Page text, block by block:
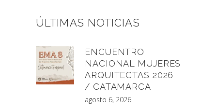
ÚLTIMAS NOTICIAS
ENCUENTRO
NACIONAL MUJERES
ARQUITECTAS 2026
/ CATAMARCA
agosto 6, 2026